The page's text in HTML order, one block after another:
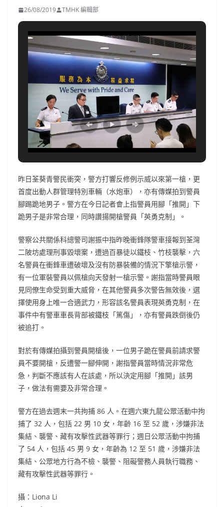
26/08/2019 TMHK 編輯部
昨日荃葵青警民衝突，警方打響反修例示威以來第一槍，更
首度出動人群管理特別車輛（水炮車），亦有傳媒拍到警員
腳踢跪地男子。警方在今日記者會上指警員用腳「推開」下
跪男子是非常合理，同時讚揚開槍警員「英勇克制」。
警察公共關係科總警司謝振中指昨晚衝鋒隊警車接報到荃灣
二陂坊處理刑事毀壞案，遭過百暴徒以鐵枝、竹枝襲擊，六
名警員在衝鋒車遭破壞及沒有防暴裝備的情況下擎槍示警，
有一位軍裝警員以佩槍向天發射一槍示警。謝指當時警員眼
見同僚生命受到重大威脅，在其他警員多次警告無效後，選
擇使用身上唯一合適武力，形容該名警員表現英勇克制，在
事件中有警車車長背部被鐵枝「篤傷」，亦有警員跌倒後仍
被追打。
對於有傳媒拍攝到警員開槍後，一位男子跪在警員前請求警
員不要開槍，反遭警一腳伸開，謝指警員當時情況非常危
急，判斷不應該有人在該處，所以決定用腳「推開」該男
子，做法有需要及非常合理。
警方在過去週末一共拘捕 86 人。在週六東九龍公眾活動中拘
捕了 32 人，包括 22 男 10 女，年齡 16 至 52 歲，涉嫌非法
集結、襲警、藏有攻擊性武器等罪行；週日公眾活動中拘捕
了 54 人，包括 45 男 9 女，年齡為 12 至 51 歲，涉嫌非法
集結、公眾地方行為不檢、襲警、阻礙警務人員執行職務、
藏有攻擊性武器等罪行。
攝：Liona Li